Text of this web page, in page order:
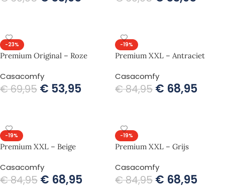
-23%
Premium Original – Roze
Casacomfy
€69,95 € 53,95
-19%
Premium XXL – Antraciet
Casacomfy
€84,95 € 68,95
-19%
Premium XXL – Beige
Casacomfy
€84,95 € 68,95
-19%
Premium XXL – Grijs
Casacomfy
€84,95 € 68,95